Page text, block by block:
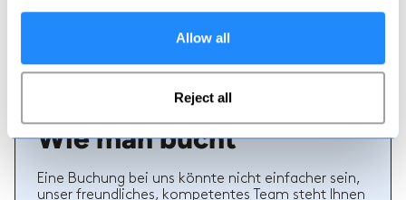
Allow all
Reject all
hochwertigen Service bietet und welche Arten von
Wie man bucht
Eine Buchung bei uns könnte nicht einfacher sein,
unser freundliches, kompetentes Team steht Ihnen